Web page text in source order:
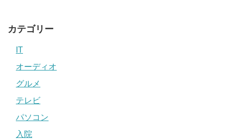
カテゴリー
IT
オーディオ
グルメ
テレビ
パソコン
入院